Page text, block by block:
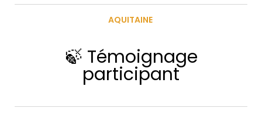
AQUITAINE
🍃 Témoignage
participant